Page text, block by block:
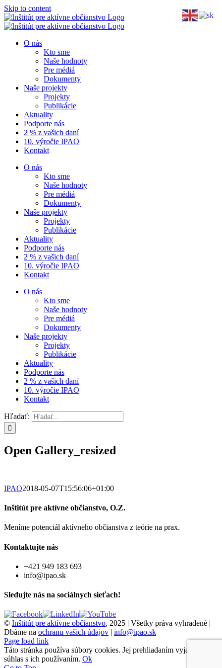
Skip to content
O nás
Kto sme
Naše hodnoty
Pre médiá
Dokumenty
Naše projekty
Projekty
Publikácie
Aktuality
Podporte nás
2 % z vašich daní
10. výročie IPAO
Kontakt
O nás
Kto sme
Naše hodnoty
Pre médiá
Dokumenty
Naše projekty
Projekty
Publikácie
Aktuality
Podporte nás
2 % z vašich daní
10. výročie IPAO
Kontakt
O nás
Kto sme
Naše hodnoty
Pre médiá
Dokumenty
Naše projekty
Projekty
Publikácie
Aktuality
Podporte nás
2 % z vašich daní
10. výročie IPAO
Kontakt
Hľadať:
Open Gallery_resized
IPAO2018-05-07T15:56:06+01:00
Inštitút pre aktívne občianstvo, O.Z.
Meníme potenciál aktívneho občianstva z teórie na prax.
Kontaktujte nás
+421 949 183 693
info@ipao.sk
Sledujte nás na sociálnych sieťach!
© Inštitút pre aktívne občianstvo, 2025 | Všetky práva vyhradené |
Dbáme na ochranu vašich údajov | info@ipao.sk
Page load link
Táto stránka používa súbory cookies. Jej prehliadaním vyjadrujete
súhlas s ich používaním. Ok